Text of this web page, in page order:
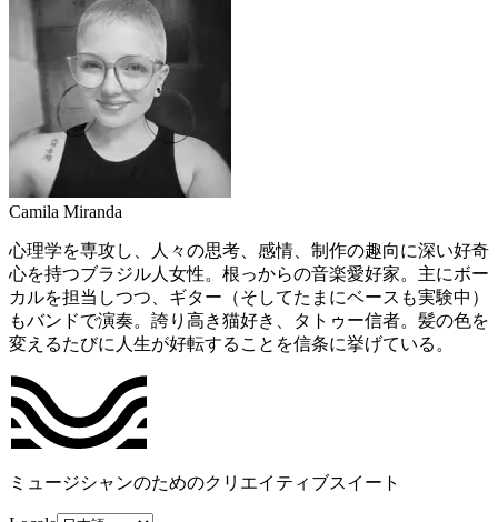
Camila Miranda
心理学を専攻し、人々の思考、感情、制作の趣向に深い好奇
心を持つブラジル人女性。根っからの音楽愛好家。主にボー
カルを担当しつつ、ギター（そしてたまにベースも実験中）
もバンドで演奏。誇り高き猫好き、タトゥー信者。髪の色を
変えるたびに人生が好転することを信条に挙げている。
ミュージシャンのためのクリエイティブスイート